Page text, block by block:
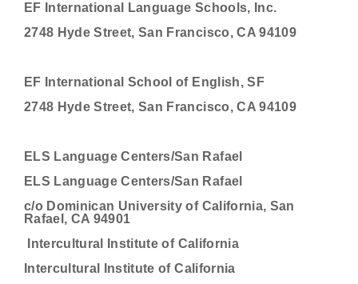
EF International Language Schools, Inc.
2748 Hyde Street, San Francisco, CA 94109
EF International School of English, SF
2748 Hyde Street, San Francisco, CA 94109
ELS Language Centers/San Rafael
ELS Language Centers/San Rafael
c/o Dominican University of California, San
Rafael, CA 94901
Intercultural Institute of California
Intercultural Institute of California